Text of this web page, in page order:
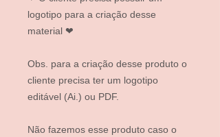
logotipo para a criação desse
material ❤
Obs. para a criação desse produto o
cliente precisa ter um logotipo
editável (Ai.) ou PDF.
Não fazemos esse produto caso o